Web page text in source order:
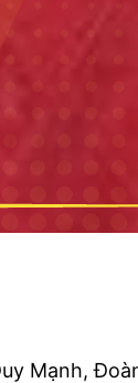
Mạnh,